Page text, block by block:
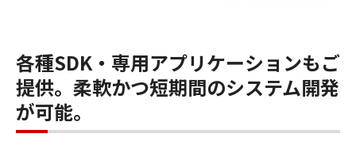
各種SDK・専用アプリケーションもご
提供。柔軟かつ短期間のシステム開発
が可能。